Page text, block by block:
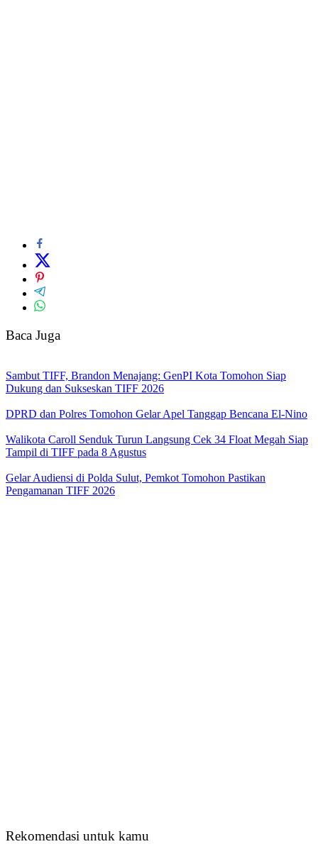
Baca Juga
Sambut TIFF, Brandon Menajang: ​GenPI Kota Tomohon Siap
Dukung dan Sukseskan TIFF 2026
DPRD dan Polres Tomohon Gelar Apel Tanggap Bencana El-Nino
Walikota Caroll Senduk Turun Langsung Cek 34 Float Megah Siap
Tampil di TIFF pada 8 Agustus
Gelar Audiensi di Polda Sulut, Pemkot Tomohon Pastikan
Pengamanan TIFF 2026
Rekomendasi untuk kamu